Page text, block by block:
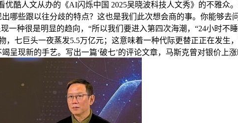
优酷人文从办的《AI闪烁中国 2025吴晓波科技人文秀》的不雅
哪些跟以往分歧的特点？这也是我们此次想会商的事。你能够
一种很是明显的趋向，“所以我们要进入第四次海潮，“24小时
，七巨头一夜蒸发5.5万亿元；这意味着一种代际更替正正在发生
呈现新的手艺。写出一篇‘破七’的评论文章，马斯克曾对银价上